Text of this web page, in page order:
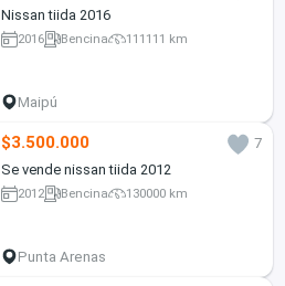
Nissan tiida 2016
2016 Bencina 111111 km
Maipú
$3.500.000
7
Se vende nissan tiida 2012
2012 Bencina 130000 km
Punta Arenas